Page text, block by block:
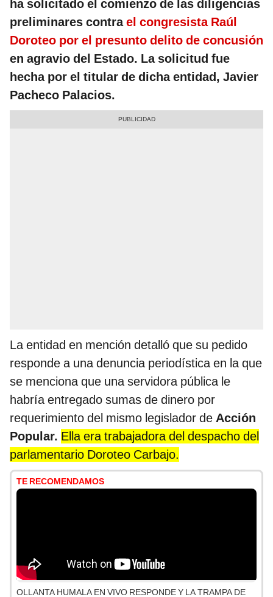
ha solicitado el comienzo de las diligencias
preliminares contrael congresista Raúl
Doroteo por el presunto delito de concusión
en agravio del Estado. La solicitud fue
hecha por el titular de dicha entidad, Javier
Pacheco Palacios.
La entidad en mención detalló que su pedido
responde a una denuncia periodística en la que
se menciona que una servidora pública le
habría entregado sumas de dinero por
requerimiento del mismo legislador de Acción
Popular. Ella era trabajadora del despacho del
parlamentario Doroteo Carbajo.
TE RECOMENDAMOS
OLLANTA HUMALA EN VIVO RESPONDE Y LA TRAMPA DE